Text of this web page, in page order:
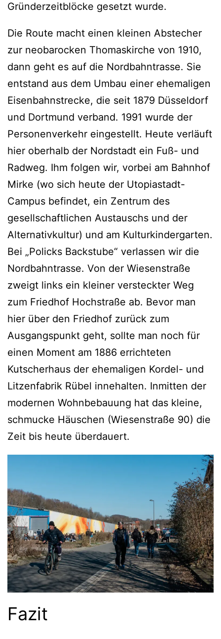
Gründerzeitblöcke gesetzt wurde.
Die Route macht einen kleinen Abstecher
zur neobarocken Thomaskirche von 1910,
dann geht es auf die Nordbahntrasse. Sie
entstand aus dem Umbau einer ehemaligen
Eisenbahnstrecke, die seit 1879 Düsseldorf
und Dortmund verband. 1991 wurde der
Personenverkehr eingestellt. Heute verläuft
hier oberhalb der Nordstadt ein Fuß- und
Radweg. Ihm folgen wir, vorbei am Bahnhof
Mirke (wo sich heute der Utopiastadt-
Campus befindet, ein Zentrum des
gesellschaftlichen Austauschs und der
Alternativkultur) und am Kulturkindergarten.
Bei „Policks Backstube“ verlassen wir die
Nordbahntrasse. Von der Wiesenstraße
zweigt links ein kleiner versteckter Weg
zum Friedhof Hochstraße ab. Bevor man
hier über den Friedhof zurück zum
Ausgangspunkt geht, sollte man noch für
einen Moment am 1886 errichteten
Kutscherhaus der ehemaligen Kordel- und
Litzenfabrik Rübel innehalten. Inmitten der
modernen Wohnbebauung hat das kleine,
schmucke Häuschen (Wiesenstraße 90) die
Zeit bis heute überdauert.
Fazit